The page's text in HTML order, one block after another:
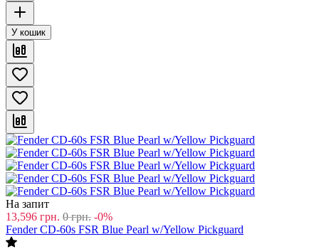
У кошик
На запит
13,596 грн. 0 грн. -0%
Fender CD-60s FSR Blue Pearl w/Yellow Pickguard